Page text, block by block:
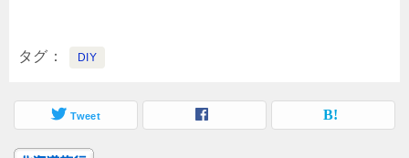
タグ DIY
Tweet